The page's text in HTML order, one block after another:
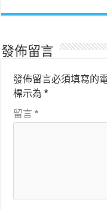
發佈留言
發佈留言必須填寫的
標示為*
留言*